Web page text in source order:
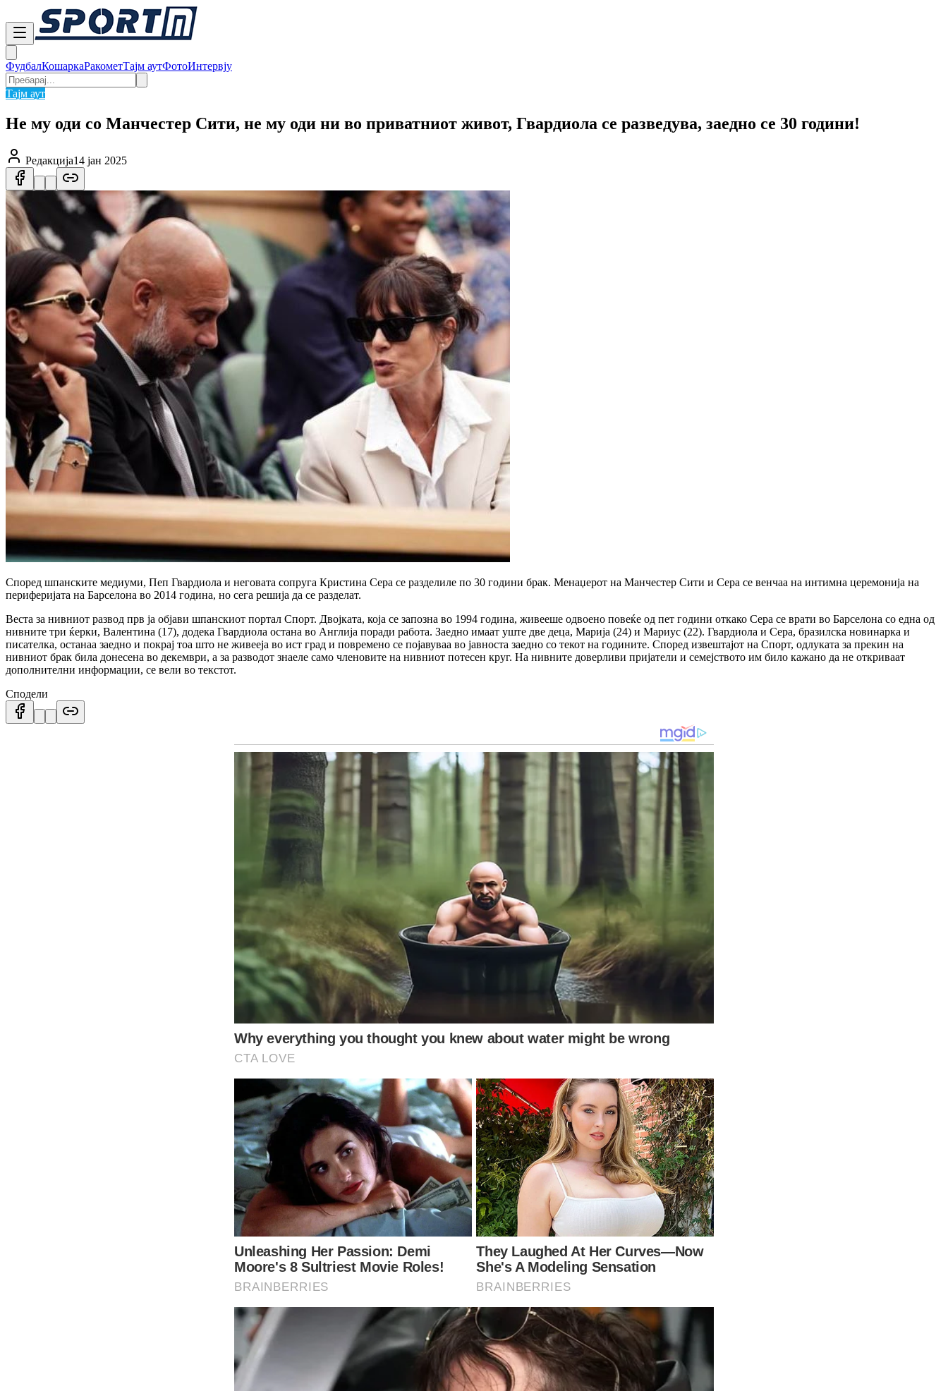
ФудбалКошаркаРакометТајм аутФотоИнтервју
Тајм аут
Не му оди со Манчестер Сити, не му оди ни во приватниот живот, Гвардиола се разведува, заедно се 30 години!
Редакција14 јан 2025
Според шпанските медиуми, Пеп Гвардиола и неговата сопруга Кристина Сера се разделиле по 30 години брак. Менаџерот на Манчестер Сити и Сера се венчаа на интимна церемонија на
периферијата на Барселона во 2014 година, но сега решија да се разделат.
Веста за нивниот развод прв ја објави шпанскиот портал Спорт. Двојката, која се запозна во 1994 година, живееше одвоено повеќе од пет години откако Сера се врати во Барселона со една од
нивните три ќерки, Валентина (17), додека Гвардиола остана во Англија поради работа. Заедно имаат уште две деца, Марија (24) и Мариус (22). Гвардиола и Сера, бразилска новинарка и
писателка, останаа заедно и покрај тоа што не живееја во ист град и повремено се појавуваа во јавноста заедно со текот на годините. Според извештајот на Спорт, одлуката за прекин на
нивниот брак била донесена во декември, а за разводот знаеле само членовите на нивниот потесен круг. На нивните доверливи пријатели и семејството им било кажано да не откриваат
дополнителни информации, се вели во текстот.
Сподели